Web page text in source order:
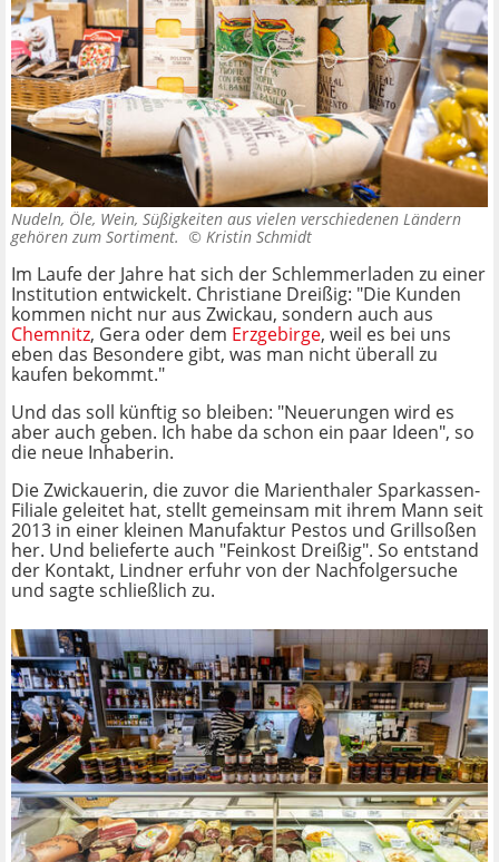
Nudeln, Öle, Wein, Süßigkeiten aus vielen verschiedenen Ländern
gehören zum Sortiment. © Kristin Schmidt
Im Laufe der Jahre hat sich der Schlemmerladen zu einer
Institution entwickelt. Christiane Dreißig: "Die Kunden
kommen nicht nur aus Zwickau, sondern auch aus
Chemnitz, Gera oder dem Erzgebirge, weil es bei uns
eben das Besondere gibt, was man nicht überall zu
kaufen bekommt."
Und das soll künftig so bleiben: "Neuerungen wird es
aber auch geben. Ich habe da schon ein paar Ideen", so
die neue Inhaberin.
Die Zwickauerin, die zuvor die Marienthaler Sparkassen-
Filiale geleitet hat, stellt gemeinsam mit ihrem Mann seit
2013 in einer kleinen Manufaktur Pestos und Grillsoßen
her. Und belieferte auch "Feinkost Dreißig". So entstand
der Kontakt, Lindner erfuhr von der Nachfolgersuche
und sagte schließlich zu.